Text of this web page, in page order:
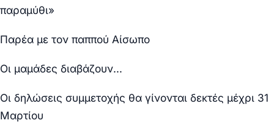
παραμύθι»
Παρέα με τον παππού Αίσωπο
Οι μαμάδες διαβάζουν…
Οι δηλώσεις συμμετοχής θα γίνονται δεκτές μέχρι 31
Μαρτίου